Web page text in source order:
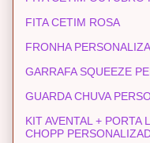
FITA CETIM ROSA
FRONHA
GARRAFA SQUEEZE
GUARDA CHUVA
KIT AVENTAL + PORTA
CHOPP